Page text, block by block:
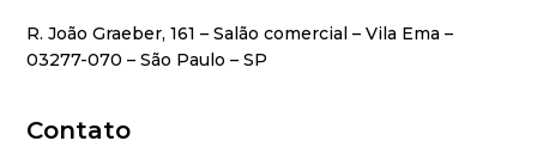
R. João Graeber, 161 – Salão comercial – Vila Ema –
03277-070 – São Paulo – SP
Contato